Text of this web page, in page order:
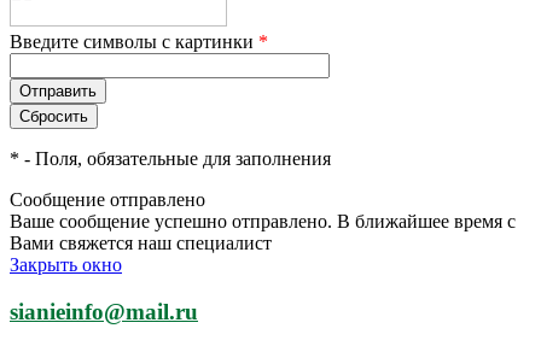
Введите символы с картинки *
* - Поля, обязательные для заполнения
Сообщение отправлено
Ваше сообщение успешно отправлено. В ближайшее время с
Вами свяжется наш специалист
Закрыть окно
sianieinfo@mail.ru